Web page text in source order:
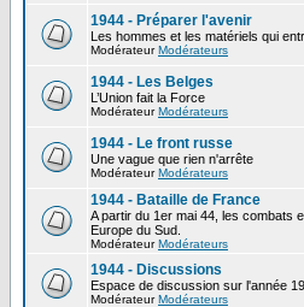
1944 - Préparer l'avenir
Les hommes et les matériels qui
ModérateurModérateurs
1944 - Les Belges
L’Union fait la Force
ModérateurModérateurs
1944 - Le front russe
Une vague que rien n'arrête
ModérateurModérateurs
1944 - Bataille de France
A partir du 1er mai 44, les combats
Europe du Sud.
ModérateurModérateurs
1944 - Discussions
Espace de discussion sur l'année
ModérateurModérateurs